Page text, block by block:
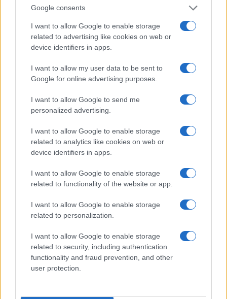
Google consents
I want to allow Google to enable storage
related to advertising like cookies on web or
device identifiers in apps.
I want to allow my user data to be sent to
Google for online advertising purposes.
I want to allow Google to send me
personalized advertising.
I want to allow Google to enable storage
related to analytics like cookies on web or
device identifiers in apps.
I want to allow Google to enable storage
related to functionality of the website or app.
I want to allow Google to enable storage
related to personalization.
I want to allow Google to enable storage
related to security, including authentication
functionality and fraud prevention, and other
user protection.
Új és Használt GSM kiemelt ajánlatok
Apple iPhone 15 Pro Max
Nelly GSM
230.000 Ft (használt)
Apple iPhone Air